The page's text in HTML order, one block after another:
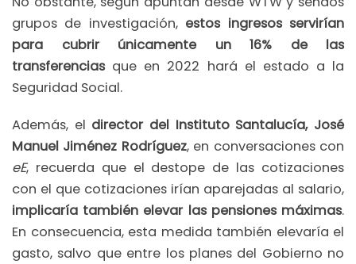
grupos de investigación, estos ingresos servirían
para cubrir únicamente un 16% de las
transferencias que en 2022 hará el estado a la
Seguridad Social.
Además, el director del Instituto Santalucía, José
Manuel Jiménez Rodríguez, en conversaciones con
eE, recuerda que el destope de las cotizaciones
con el que cotizaciones irían aparejadas al salario,
implicaría también elevar las pensiones máximas.
En consecuencia, esta medida también elevaría el
gasto, salvo que entre los planes del Gobierno no